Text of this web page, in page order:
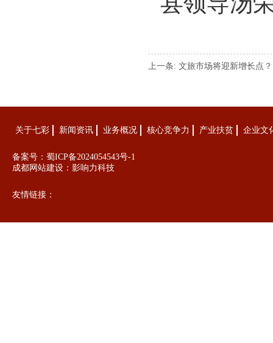
上一条: 文旅市场将迎新增长点？
关于七彩 新闻资讯 业务概况 核心竞争力 产业扶贫 企业文
备案号：蜀ICP备2024054543号-1
成都网站建设：影响力科技
友情链接：